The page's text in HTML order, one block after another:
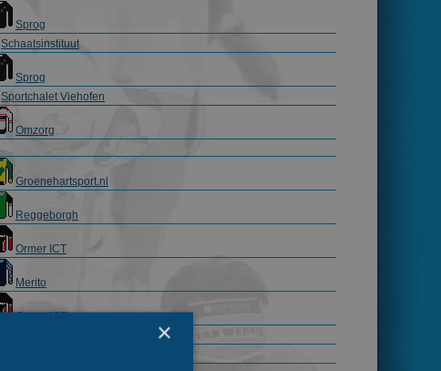
Sprog
Schaatsinstituut
Sprog
Sportchalet Viehofen
Omzorg
Groenehartsport.nl
Reggeborgh
Ormer ICT
Merito
Ormer ICT
×